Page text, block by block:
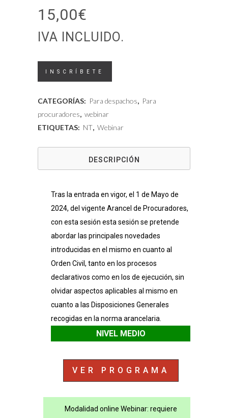
15,00€
IVA INCLUIDO.
los
procuradores
procesos
civiles
INSCRÍBETE
CATEGORÍAS: Para despachos, Para
procuradores, webinar
ETIQUETAS: NT, Webinar
DESCRIPCIÓN
Tras la entrada en vigor, el 1 de Mayo de
2024, del vigente Arancel de Procuradores,
con esta sesión esta sesión se pretende
abordar las principales novedades
introducidas en el mismo en cuanto al
Orden Civil, tanto en los procesos
declarativos como en los de ejecución, sin
olvidar aspectos aplicables al mismo en
cuanto a las Disposiciones Generales
recogidas en la norma arancelaria.
NIVEL MEDIO
VER PROGRAMA
Modalidad online Webinar: requiere